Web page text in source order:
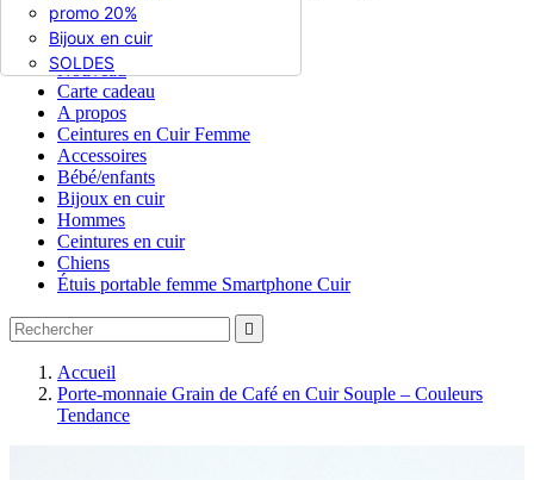
  En stock
promo 20%
Bijoux en cuir
SOLDES
Nouveau
Carte cadeau
A propos
Ceintures en Cuir Femme
Accessoires
Bébé/enfants
Bijoux en cuir
Hommes
Ceintures en cuir
Chiens
Étuis portable femme Smartphone Cuir

Accueil
Porte-monnaie Grain de Café en Cuir Souple – Couleurs
Tendance